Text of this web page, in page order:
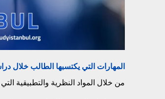
المهارات التي يكتسبها الطالب خلال
من خلال المواد النظرية والتطبيقية